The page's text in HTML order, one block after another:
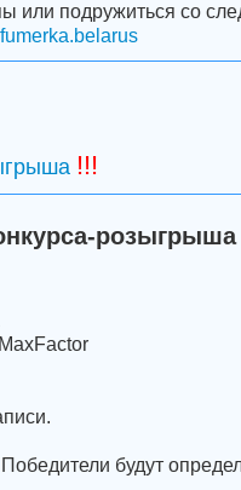
или подружиться со
!!!
розыгрыша
будут